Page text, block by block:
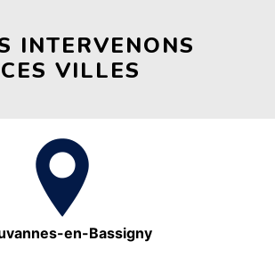
INTERVENONS
VILLES
en-Bassigny